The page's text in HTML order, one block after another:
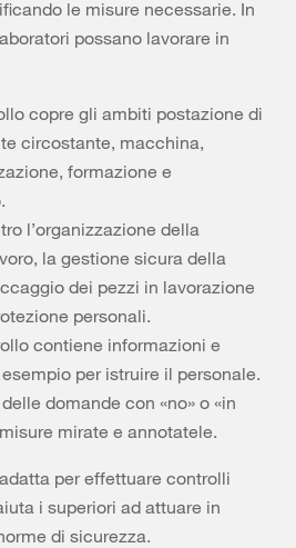
le misure necessarie. In
possano lavorare in
copre gli ambiti postazione di
circostante, macchina,
formazione e
l’organizzazione della
la gestione sicura della
dei pezzi in lavorazione
personali.
contiene informazioni e
per istruire il personale.
domande con «no» o «in
mirate e annotatele.
per effettuare controlli
i superiori ad attuare in
di sicurezza.